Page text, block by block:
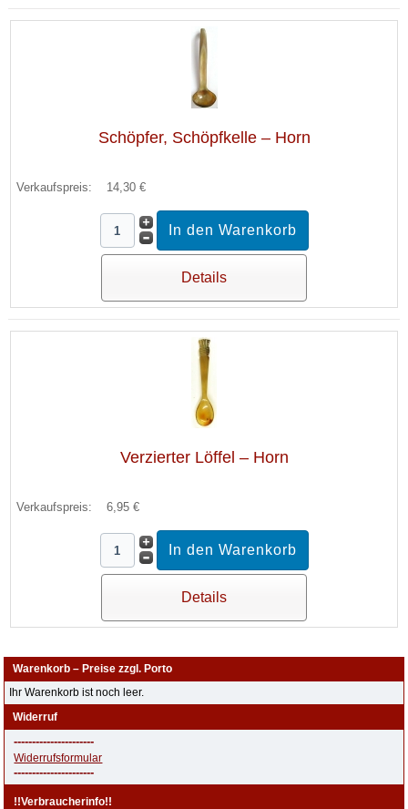
Schöpfer, Schöpfkelle – Horn
Verkaufspreis: 14,30 €
Details
Verzierter Löffel – Horn
Verkaufspreis: 6,95 €
Details
Warenkorb – Preise zzgl. Porto
Ihr Warenkorb ist noch leer.
Widerruf
----------------------
Widerrufsformular
----------------------
!!Verbraucherinfo!!